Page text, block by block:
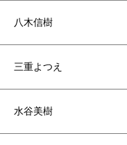
八木信樹
三重よつえ
水谷美樹